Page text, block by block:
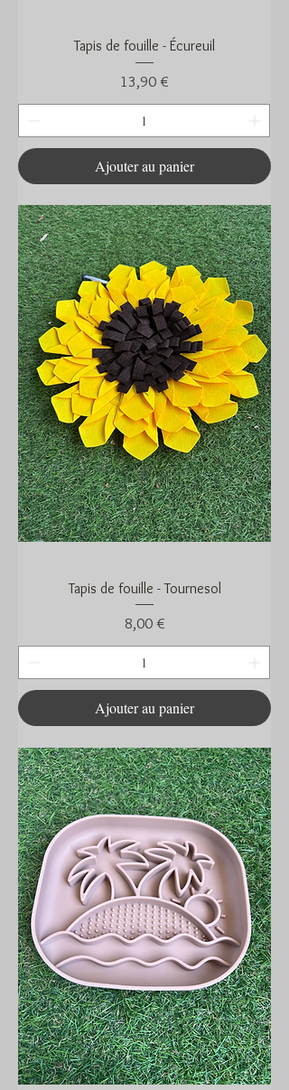
Tapis de fouille - Écureuil
Prix
13,90 €
Ajouter au panier
Tapis de fouille - Tournesol
Prix
8,00 €
Ajouter au panier